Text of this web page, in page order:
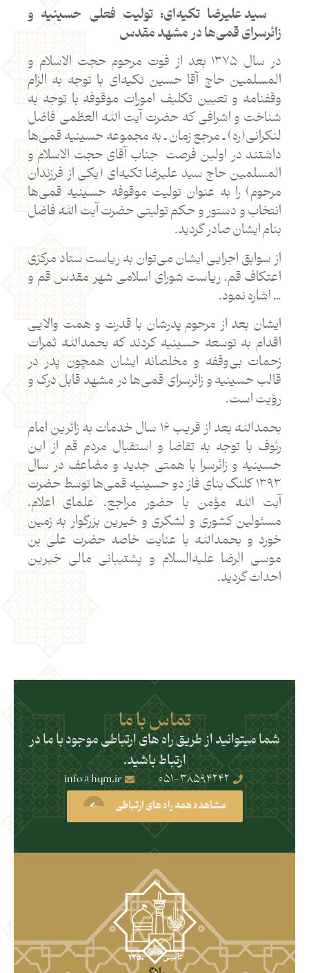
سید علیرضا تکیه‌ای: تولیت فعلی حسینیه و
زائرسرای قمی‌ها در مشهد مقدس
در سال ۱۳۷۵ بعد از فوت مرحوم حجت الاسلام و
المسلمین حاج آقا حسین تکیه‌ای با توجه به الزام
وقفنامه و تعیین تکلیف امورات موقوفه با توجه به
شناخت و اشرافی که حضرت آیت الله العظمی فاضل
لنکرانی(ره) ـ مرجع زمان ـ به مجموعه حسینیه قمی‌ها
داشتند در اولین فرصت جناب آقای حجت الاسلام و
المسلمین حاج سید علیرضا تکیه‌ای (یکی از فرزندان
مرحوم) را به عنوان تولیت موقوفه حسینیه قمی‌ها
انتخاب و دستور و حکم تولیتی حضرت آیت الله فاضل
بنام ایشان صادر گردید.
از سوابق اجرایی ایشان می‌توان به ریاست ستاد مرکزی
اعتکاف قم، ریاست شورای اسلامی شهر مقدس قم و
… اشاره نمود.
ایشان بعد از مرحوم پدرشان با قدرت و همت والایی
اقدام به توسعه حسینیه کردند که بحمدالله ثمرات
زحمات بی‌وقفه و مخلصانه ایشان همچون پدر در
قالب حسینیه و زائرسرای قمی‌ها در مشهد قابل درک و
رؤیت است.
بحمدالله بعد از قریب ۱۶ سال خدمات به زائرین امام
رئوف با توجه به تقاضا و استقبال مردم قم از این
حسینیه و زائرسرا با همتی جدید و مضاعف در سال
۱۳۹۳ کلنگ بنای فاز دو حسینیه قمی‌ها توسط حضرت
آیت الله مؤمن با حضور مراجع، علمای اعلام،
مسئولین کشوری و لشکری و خیرین بزرگوار به زمین
خورد و بحمدالله با عنایت خاصه حضرت علی بن
موسی الرضا علیه‌السلام و پشتیبانی مالی خیرین
احداث گردید.
تماس با ما
شما میتوانید از طریق راه های ارتباطی موجود با ما در
ارتباط باشید.
051-38594242
info@hqm.ir
مشاهده همه راه های ارتباطی